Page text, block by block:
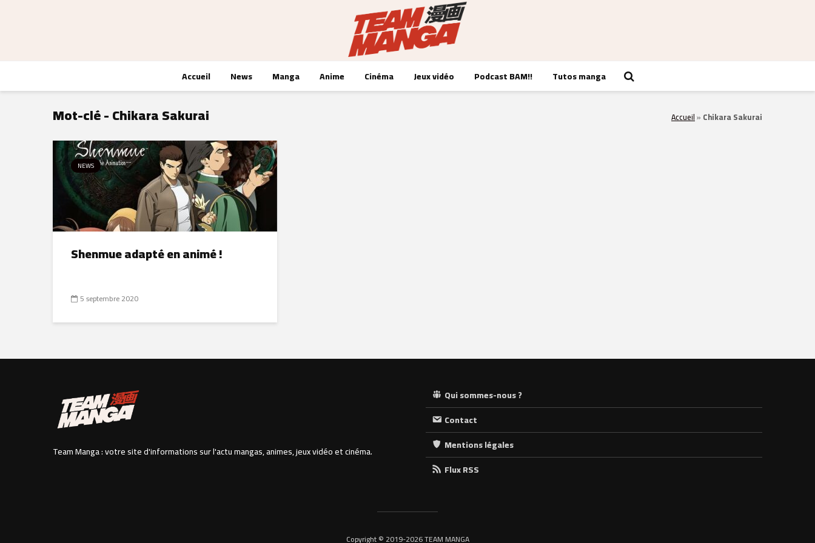
Accueil News Manga Anime Cinéma Jeux vidéo Podcast BAM!! Tutos manga
Mot-clé - Chikara Sakurai Accueil» Chikara Sakurai
NEWS
Shenmue adapté en animé !
5 septembre 2020
Team Manga : votre site d'informations sur l'actu mangas, animes, jeux vidéo et cinéma.
Qui sommes-nous ?
Contact
Mentions légales
Flux RSS
Copyright © 2019-2026 TEAM MANGA